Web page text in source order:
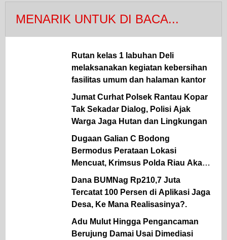
MENARIK UNTUK DI BACA...
Rutan kelas 1 labuhan Deli
melaksanakan kegiatan kebersihan
fasilitas umum dan halaman kantor
Jumat Curhat Polsek Rantau Kopar
Tak Sekadar Dialog, Polisi Ajak
Warga Jaga Hutan dan Lingkungan
Dugaan Galian C Bodong
Bermodus Perataan Lokasi
Mencuat, Krimsus Polda Riau Akan
Tinjauan Lokasi
Dana BUMNag Rp210,7 Juta
Tercatat 100 Persen di Aplikasi Jaga
Desa, Ke Mana Realisasinya?.
Adu Mulut Hingga Pengancaman
Berujung Damai Usai Dimediasi